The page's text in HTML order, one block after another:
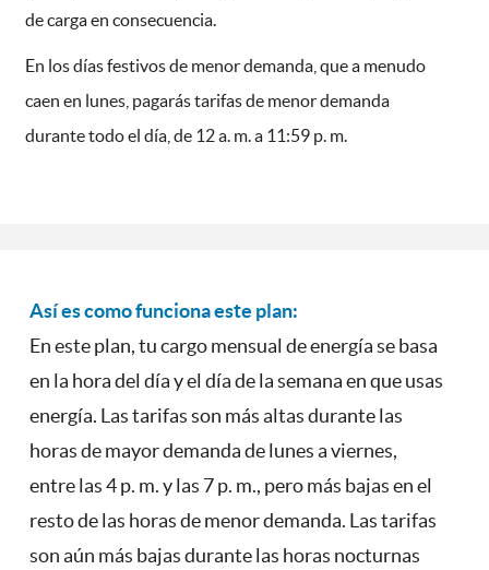
de carga en consecuencia.
En los días festivos de menor demanda, que a menudo
caen en lunes, pagarás tarifas de menor demanda
durante todo el día, de 12 a. m. a 11:59 p. m.
Así es como funciona este plan:
En este plan, tu cargo mensual de energía se basa
en la hora del día y el día de la semana en que usas
energía. Las tarifas son más altas durante las
horas de mayor demanda de lunes a viernes,
entre las 4 p. m. y las 7 p. m., pero más bajas en el
resto de las horas de menor demanda. Las tarifas
son aún más bajas durante las horas nocturnas